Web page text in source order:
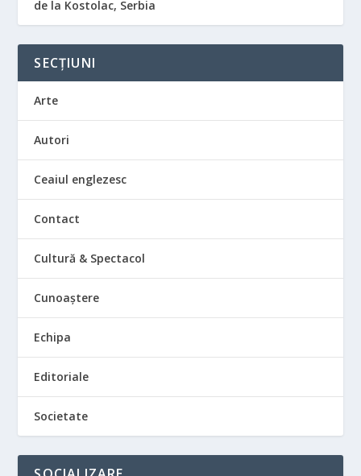
de la Kostolac, Serbia
SECȚIUNI
Arte
Autori
Ceaiul englezesc
Contact
Cultură & Spectacol
Cunoaștere
Echipa
Editoriale
Societate